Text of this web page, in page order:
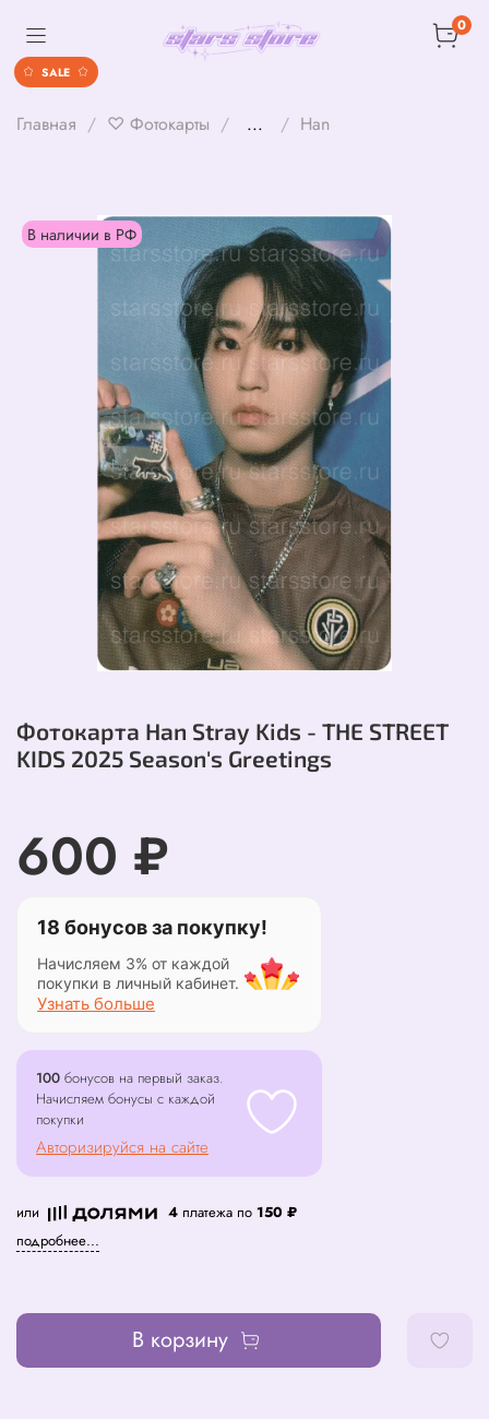
0
Главная ♡ Фотокарты ... Han
В наличии в РФ
Фотокарта Han Stray Kids - THE STREET
KIDS 2025 Season's Greetings
600 ₽
18 бонусов за покупку!
Начисляем 3% от каждой
покупки в личный кабинет.
Узнать больше
100 бонусов на первый заказ.
Начисляем бонусы с каждой
покупки
Авторизируйся на сайте
или 4 платежа по 150 ₽
подробнее...
В корзину